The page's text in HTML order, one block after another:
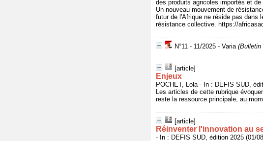
des produits agricoles importés et
Un nouveau mouvement de
futur de l'Afrique ne réside pas dans
résistance collective. https://
N°11 - 11/2025 - Varia(Bulletin
[article]
Enjeux
POCHET, Lola - In : DEFIS SUD,
Les articles de cette rubrique
reste la ressource principale, au
[article]
Réinventer l'innovation au
- In : DEFIS SUD, édition 2025 (01/